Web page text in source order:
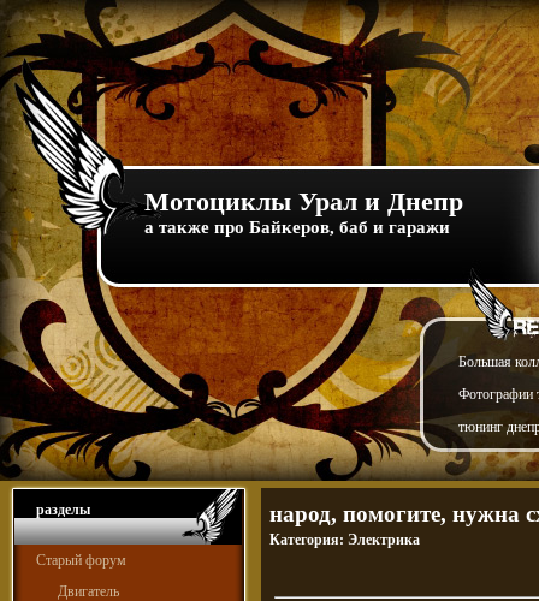
Мотоциклы Урал и Днепр
а также про Байкеров, баб и гаражи
Большая
Фотографии
тюнинг
разделы
Старый форум
Двигатель
народ, помогите, нужна
Категория: Электрика